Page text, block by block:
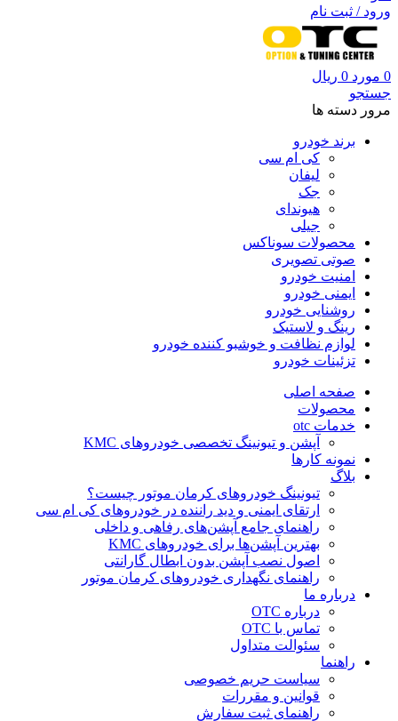
ورود / ثبت نام
0 مورد 0 ریال
جستجو
مرور دسته ها
برند خودرو
کی ام سی
لیفان
جک
هیوندای
جیلی
محصولات سوناکس
صوتی تصویری
امنیت خودرو
ایمنی خودرو
روشنایی خودرو
رینگ و لاستیک
لوازم نظافت و خوشبو کننده خودرو
تزئینات خودرو
صفحه اصلی
محصولات
خدمات otc
آپشن و تیونینگ تخصصی خودروهای KMC
نمونه کارها
بلاگ
تیونینگ خودروهای کرمان موتور چیست؟
ارتقای ایمنی و دید راننده در خودروهای کی ام سی
راهنمای جامع آپشن‌های رفاهی و داخلی
بهترین آپشن‌ها برای خودروهای KMC
اصول نصب آپشن بدون ابطال گارانتی
راهنمای نگهداری خودروهای کرمان موتور
درباره ما
درباره OTC
تماس با OTC
سئوالت متداول
راهنما
سیاست حریم خصوصی
قوانین و مقررات
راهنمای ثبت سفارش